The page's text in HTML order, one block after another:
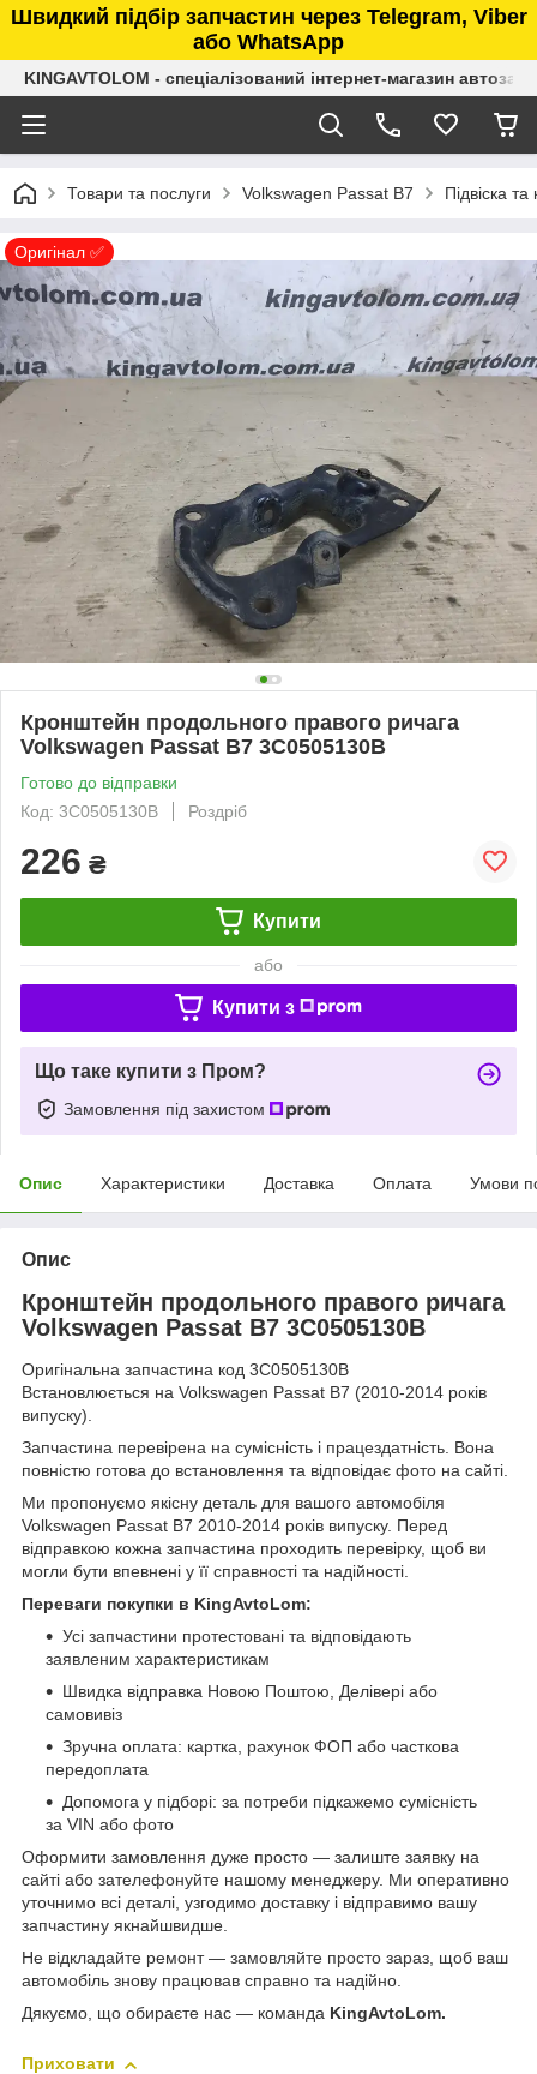
Швидкий підбір запчастин через Telegram, Viber
або WhatsApp
KINGAVTOLOM - спеціалізований інтернет-магазин
Товари та послуги Volkswagen Passat B7 Підвіска
Оригінал ✅
Кронштейн продольного правого ричага
Volkswagen Passat B7 3C0505130B
Готово до відправки
Код: 3C0505130B
Роздріб
226 ₴
Купити
або
Купити з
Що таке купити з Пром?
Замовлення під захистом
Опис Характеристики Доставка Оплата Умови
Опис
Кронштейн продольного правого ричага
Volkswagen Passat B7 3C0505130B
Оригінальна запчастина код 3C0505130B
Встановлюється на Volkswagen Passat B7 (2010-2014 років
випуску).
Запчастина перевірена на сумісність і працездатність. Вона
повністю готова до встановлення та відповідає фото на сайті.
Ми пропонуємо якісну деталь для вашого автомобіля
Volkswagen Passat B7 2010-2014 років випуску. Перед
відправкою кожна запчастина проходить перевірку, щоб ви
могли бути впевнені у її справності та надійності.
Переваги покупки в KingAvtoLom:
Усі запчастини протестовані та відповідають
заявленим характеристикам
Швидка відправка Новою Поштою, Делівері або
самовивіз
Зручна оплата: картка, рахунок ФОП або часткова
передоплата
Допомога у підборі: за потреби підкажемо сумісність
за VIN або фото
Оформити замовлення дуже просто — залиште заявку на
сайті або зателефонуйте нашому менеджеру. Ми оперативно
уточнимо всі деталі, узгодимо доставку і відправимо вашу
запчастину якнайшвидше.
Не відкладайте ремонт — замовляйте просто зараз, щоб ваш
автомобіль знову працював справно та надійно.
Дякуємо, що обираєте нас — команда KingAvtoLom.
Приховати